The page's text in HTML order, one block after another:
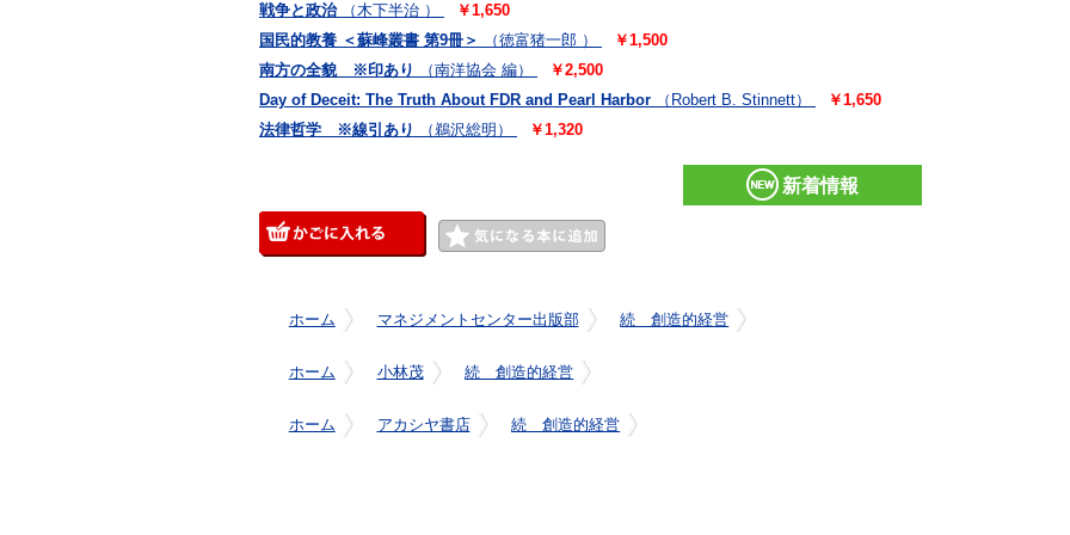
戦争と政治
（木下半治 ）
￥1,650
国民的教養 ＜蘇峰叢書 第9冊＞
（徳富猪一郎 ）
￥1,500
南方の全貌 ※印あり
（南洋協会 編）
￥2,500
Day of Deceit: The Truth About FDR and Pearl Harbor
（Robert B. Stinnett）
￥1,650
法律哲学 ※線引あり
（鵜沢総明） ￥1,320
新着情報
ホーム マネジメントセンター出版部 続 創造的経営
ホーム 小林茂 続 創造的経営
ホーム アカシヤ書店 続 創造的経営